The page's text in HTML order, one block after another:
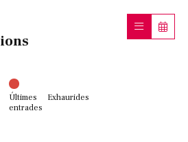
Últimes
entrades
Exhaurides